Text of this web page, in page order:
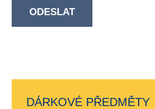
ODESLAT
DÁRKOVÉ PŘEDMĚTY